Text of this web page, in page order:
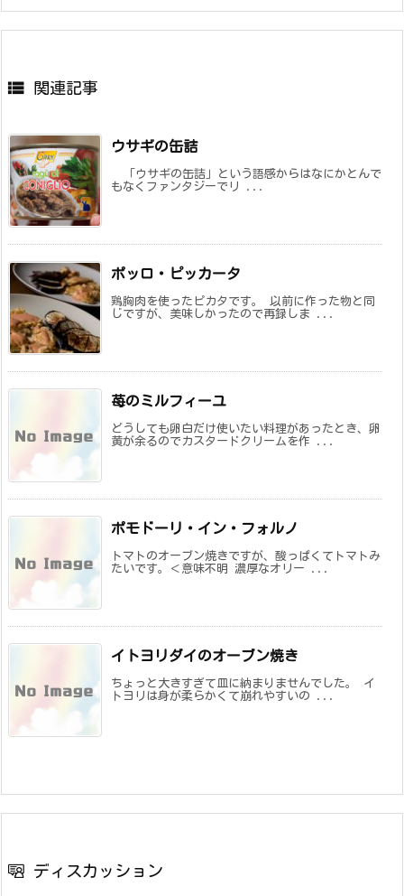
 関連記事
ウサギの缶詰
「ウサギの缶詰」という語感からはなにかとんで
もなくファンタジーでリ ...
ポッロ・ピッカータ
鶏胸肉を使ったピカタです。 以前に作った物と同
じですが、美味しかったので再録しま ...
苺のミルフィーユ
どうしても卵白だけ使いたい料理があったとき、卵
黄が余るのでカスタードクリームを作 ...
ポモドーリ・イン・フォルノ
トマトのオーブン焼きですが、酸っぱくてトマトみ
たいです。＜意味不明 濃厚なオリー ...
イトヨリダイのオーブン焼き
ちょっと大きすぎて皿に納まりませんでした。 イ
トヨリは身が柔らかくて崩れやすいの ...
ディスカッション